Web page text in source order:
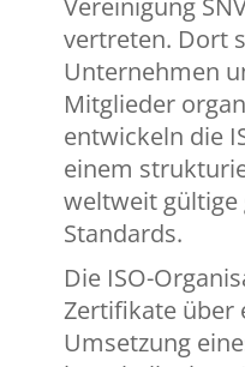
vertreten. Dort
Unternehmen
Mitglieder
entwickeln die
einem
weltweit gültige
Standards.
Die ISO-
Zertifikate über
Umsetzung